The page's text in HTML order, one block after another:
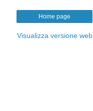
Home page
Visualizza versione web